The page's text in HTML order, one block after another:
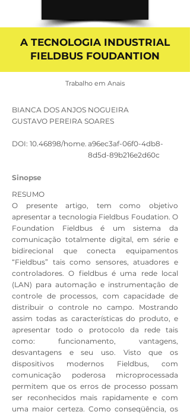
A TECNOLOGIA INDUSTRIAL
FIELDBUS FOUDANTION
Trabalho em Anais
BIANCA DOS ANJOS NOGUEIRA
GUSTAVO PEREIRA SOARES
DOI: 10.46898/home. a96ec3af-06f0-4db8-
8d5d-89b216e2d60c
Sinopse
RESUMO
O presente artigo, tem como objetivo
apresentar a tecnologia Fieldbus Foudation. O
Foundation Fieldbus é um sistema da
comunicação totalmente digital, em série e
bidirecional que conecta equipamentos
“Fieldbus” tais como sensores, atuadores e
controladores. O fieldbus é uma rede local
(LAN) para automação e instrumentação de
controle de processos, com capacidade de
distribuir o controle no campo. Mostrando
assim todas as características do produto, e
apresentar todo o protocolo da rede tais
como: funcionamento, vantagens,
desvantagens e seu uso. Visto que os
dispositivos modernos Fieldbus, com
comunicação poderosa microprocessada
permitem que os erros de processo possam
ser reconhecidos mais rapidamente e com
uma maior certeza. Como conseqüência, os